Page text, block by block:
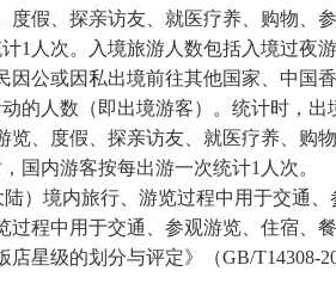
度假、探亲访友、就医疗养、购物、
1人次。入境旅游人数包括入境过夜
因公或因私出境前往其他国家、中国
的人数（即出境游客）。统计时，出
览、度假、探亲访友、就医疗养、购
国内游客按每出游一次统计1人次。
）境内旅行、游览过程中用于交通
程中用于交通、参观游览、住宿、
店星级的划分与评定》（GB/T14308-